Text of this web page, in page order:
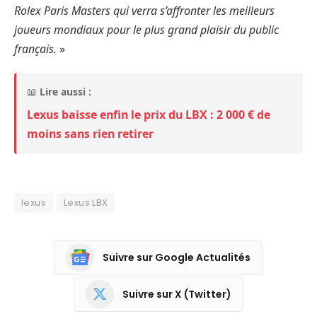
Rolex Paris Masters qui verra s’affronter les meilleurs
joueurs mondiaux pour le plus grand plaisir du public
français. »
📖 Lire aussi :
Lexus baisse enfin le prix du LBX : 2 000 € de
moins sans rien retirer
lexus Lexus LBX
Suivre sur Google Actualités
Suivre sur X (Twitter)